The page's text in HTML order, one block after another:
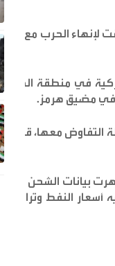
لإنهاء الحرب مع إيران
في منطقة الخليج،
في مضيق هرمز.
التفاوض معها، قبل أن
بيانات الشحن عودة
النفط وتراجعت